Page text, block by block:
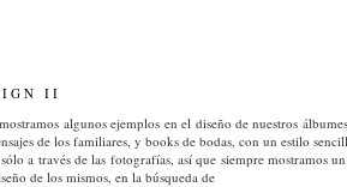
II
algunos ejemplos en el diseño de nuestros
de los familiares, y books de bodas, con un estilo
a través de las fotografías, así que siempre mostramos
de los mismos, en la búsqueda de
II